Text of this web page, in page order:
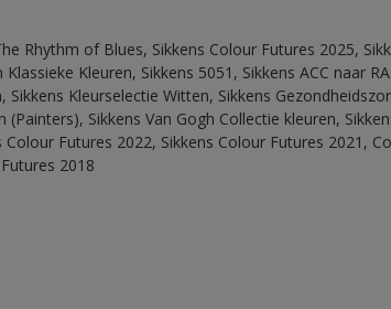
Rhythm of Blues, Sikkens Colour Futures 2025,
Kleuren, Sikkens 5051, Sikkens ACC naar
Sikkens Kleurselectie Witten, Sikkens
(Painters), Sikkens Van Gogh Collectie kleuren,
Futures 2022, Sikkens Colour Futures 2021,
2018